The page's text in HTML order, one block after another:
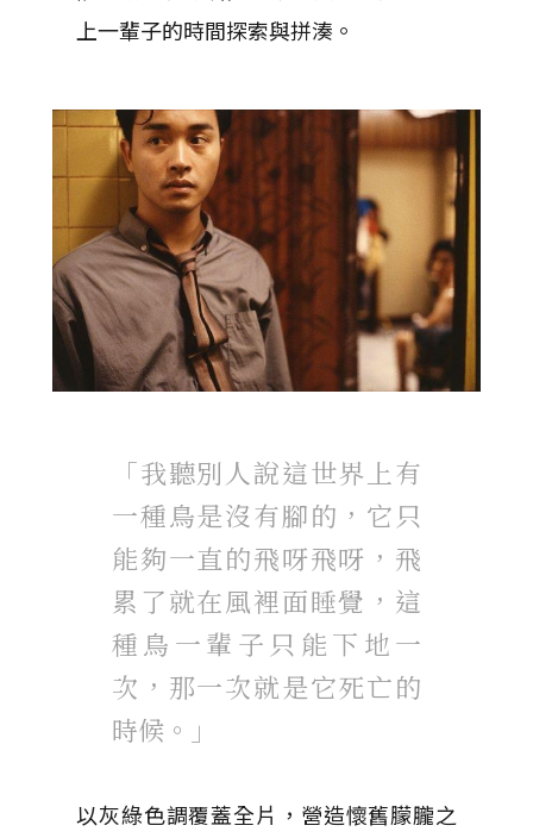
上一輩子的時間探索與拼湊。
「我聽別人說這世界上有
一種鳥是沒有腳的，它只
能夠一直的飛呀飛呀，飛
累了就在風裡面睡覺，這
種鳥一輩子只能下地一
次，那一次就是它死亡的
時候。」
以灰綠色調覆蓋全片，營造懷舊朦朧之